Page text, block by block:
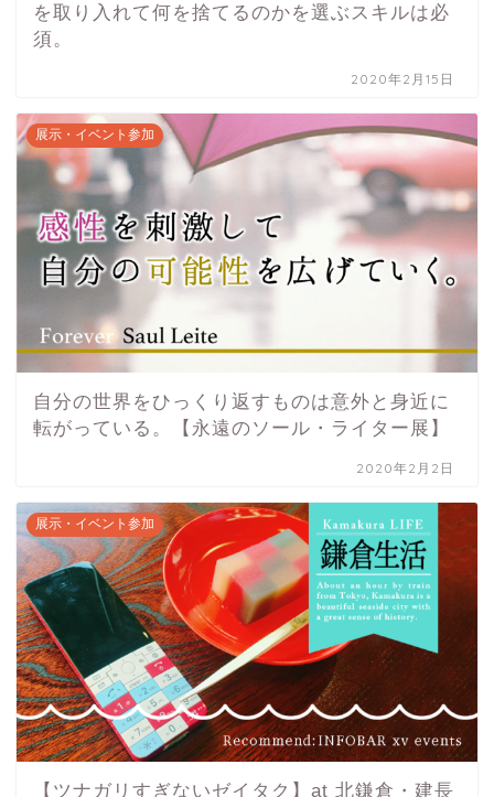
を取り入れて何を捨てるのかを選ぶスキルは必
須。
2020年2月15日
展示・イベント参加
自分の世界をひっくり返すものは意外と身近に
転がっている。【永遠のソール・ライター展】
2020年2月2日
展示・イベント参加
【ツナガリすぎないゼイタク】at 北鎌倉・建長